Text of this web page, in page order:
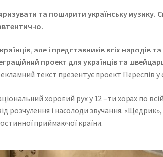
та поширити українську музику.
але і представників всіх народів
проект для українців та
текст презентує проект Переспів у
хоровий рух у 12 –ти хорах по
розчулення і насолоди звучання.
приймаючої країни.